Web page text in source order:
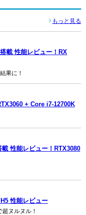
もっと見る
載 性能レビュー！RX
果に！
+ Core i7-12700K
性能レビュー！RTX3080
性能レビュー
ヌルヌル！